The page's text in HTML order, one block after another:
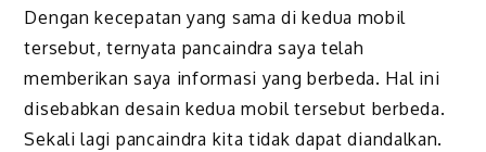
Dengan kecepatan yang sama di kedua mobil
tersebut, ternyata pancaindra saya telah
memberikan saya informasi yang berbeda. Hal ini
disebabkan desain kedua mobil tersebut berbeda.
Sekali lagi pancaindra kita tidak dapat diandalkan.